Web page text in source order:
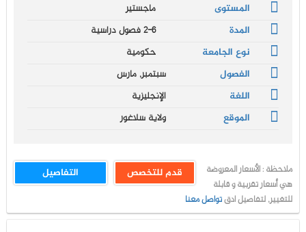
المستوى
ماجستير
المدة
2-6 فصول دراسية
نوع الجامعة
حكومية
الفصول
سبتمبر, مارس
اللغة
الإنجليزية
الموقع
ولاية سلاغور
التفاصيل قدم للتخصص
ملاحظة : الأسعار المعروضة
هي أسعار تقربية و قابلة
للتغيير, لتفاصيل ادقتواصل معنا